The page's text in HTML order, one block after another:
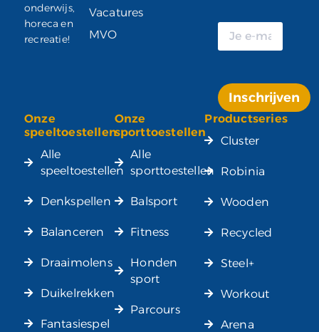
onderwijs,
horeca en
recreatie!
Vacatures
MVO
Inschrijven
Alternative:
Onze
speeltoestellen
Alle
speeltoestellen
Denkspellen
Balanceren
Draaimolens
Duikelrekken
Fantasiespel
Onze
sporttoestellen
Alle
sporttoestellen
Balsport
Fitness
Honden
sport
Parcours
Productseries
Cluster
Robinia
Wooden
Recycled
Steel+
Workout
Arena